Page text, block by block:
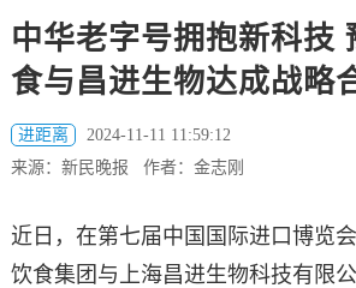
中华老字号拥抱新科技
食与昌进生物达成战略
进距离
2024-11-11 11:59:12
来源：新民晚报 作者：金志刚
近日，在第七届中国国际进口博览
饮食集团与上海昌进生物科技有限